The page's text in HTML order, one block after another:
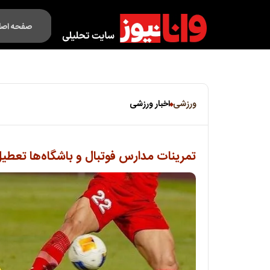
صفحه
فکت
ورزشی اخبار ورزشی
تمرینات مدارس فوتبال و باشگاه‌ها